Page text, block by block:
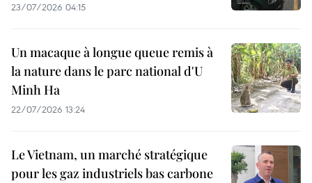
23/07/2026 04:15
Un macaque à longue queue remis à
la nature dans le parc national d'U
Minh Ha
22/07/2026 13:24
Le Vietnam, un marché stratégique
pour les gaz industriels bas carbone